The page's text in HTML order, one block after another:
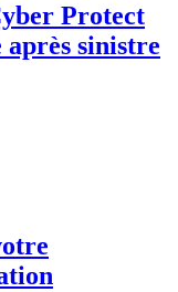
Protect
sinistre